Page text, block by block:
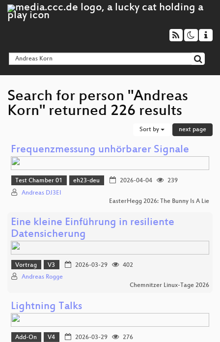
Search for person "Andreas
Korn" returned 226 results
Sort by next page
Frequenzmessung unhörbarer Signale
Test Chamber 01 eh23-deu 2026-04-04
239
Andreas DJ3EI
EasterHegg 2026: The Bunny Is A Lie
Eine kleine Einführung in resiliente
Datensicherung
Vortrag V3 2026-03-29
402
Andreas Rogge
Chemnitzer Linux-Tage 2026
Lightning Talks
Add-On V4 2026-03-29
276